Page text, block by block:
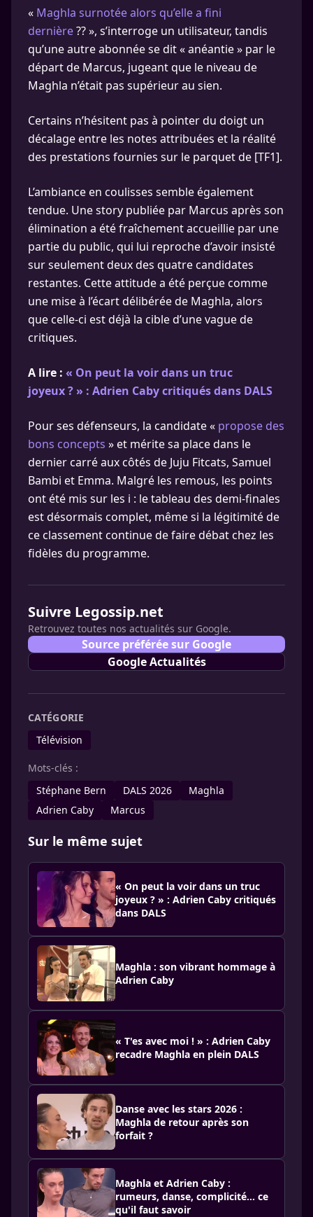
« Maghla surnotée alors qu’elle a fini
dernière?? », s’interroge un utilisateur, tandis
qu’une autre abonnée se dit « anéantie » par le
départ de Marcus, jugeant que le niveau de
Maghla n’était pas supérieur au sien.
Certains n’hésitent pas à pointer du doigt un
décalage entre les notes attribuées et la réalité
des prestations fournies sur le parquet de [TF1].
L’ambiance en coulisses semble également
tendue. Une story publiée par Marcus après son
élimination a été fraîchement accueillie par une
partie du public, qui lui reproche d’avoir insisté
sur seulement deux des quatre candidates
restantes. Cette attitude a été perçue comme
une mise à l’écart délibérée de Maghla, alors
que celle-ci est déjà la cible d’une vague de
critiques.
A lire : « On peut la voir dans un truc
joyeux ? » : Adrien Caby critiqués dans DALS
Pour ses défenseurs, la candidate « propose des
bons concepts » et mérite sa place dans le
dernier carré aux côtés de Juju Fitcats, Samuel
Bambi et Emma. Malgré les remous, les points
ont été mis sur les i : le tableau des demi-finales
est désormais complet, même si la légitimité de
ce classement continue de faire débat chez les
fidèles du programme.
Suivre Legossip.net
Retrouvez toutes nos actualités sur Google.
Source préférée sur Google
Google Actualités
CATÉGORIE
Télévision
Mots-clés :
Stéphane Bern
DALS 2026
Maghla
Adrien Caby
Marcus
Sur le même sujet
« On peut la voir dans un truc
joyeux ? » : Adrien Caby critiqués
dans DALS
Maghla : son vibrant hommage à
Adrien Caby
« T'es avec moi ! » : Adrien Caby
recadre Maghla en plein DALS
Danse avec les stars 2026 :
Maghla de retour après son
forfait ?
Maghla et Adrien Caby :
rumeurs, danse, complicité… ce
qu'il faut savoir